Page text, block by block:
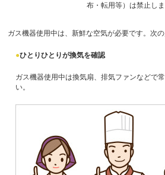
布・転用等）は禁止しま
ガス機器使用中は、新鮮な空気が必要です。次の
ひとりひとりが換気を確認
ガス機器使用中は換気扇、排気ファンなどで
い。